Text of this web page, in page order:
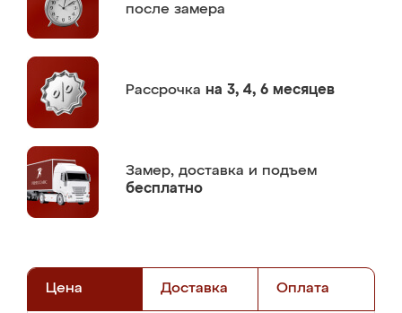
после замера
Рассрочка на 3, 4, 6 месяцев
Замер, доставка и подъем
бесплатно
Цена Доставка Оплата